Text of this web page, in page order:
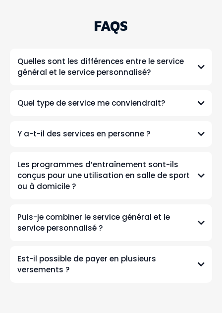
FAQS
Quelles sont les différences entre le service
général et le service personnalisé?
Quel type de service me conviendrait?
Y a-t-il des services en personne ?
Les programmes d’entraînement sont-ils
conçus pour une utilisation en salle de sport
ou à domicile ?
Puis-je combiner le service général et le
service personnalisé ?
Est-il possible de payer en plusieurs
versements ?